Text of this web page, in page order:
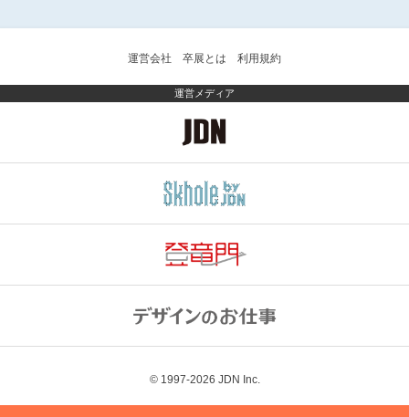
運営会社 卒展とは 利用規約
運営メディア
© 1997-2026 JDN Inc.